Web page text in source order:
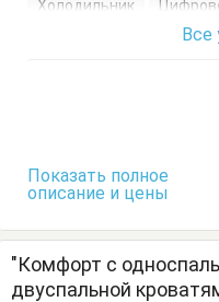
Холодильник
Все
Показать полное
описание и цены
"Комфорт с
двуспальной